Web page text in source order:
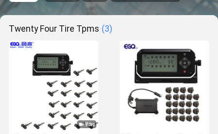
Twenty Four Tire Tpms (3)